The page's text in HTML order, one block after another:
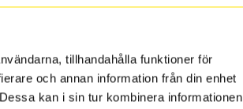
tillhandahålla funktioner för
och annan information från din enhet
kan i sin tur kombinera informationen